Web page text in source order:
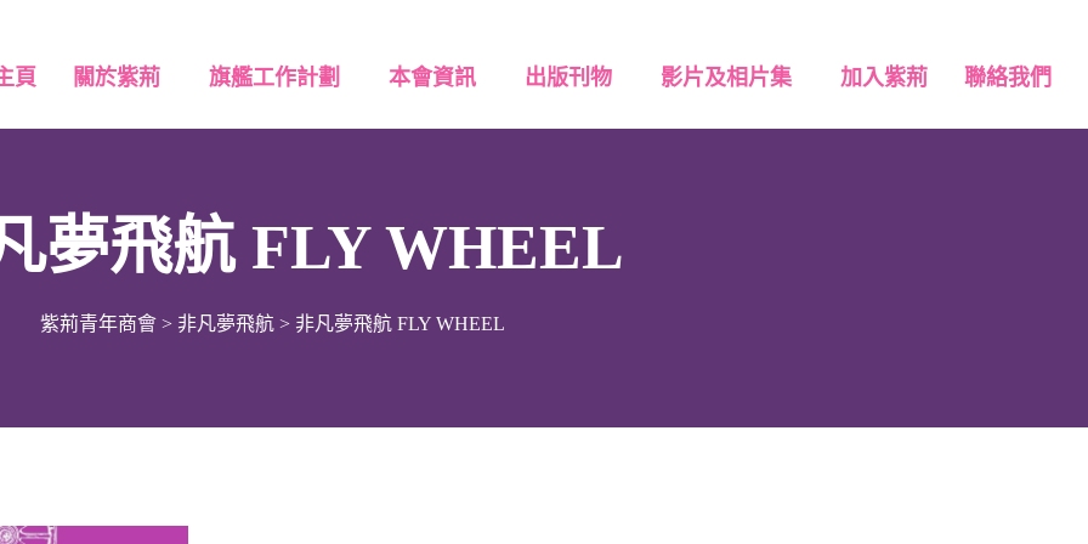
頁 關於紫荊 旗艦工作計劃 本會資訊 出版刊物 影片及相片集 加入紫荊 聯絡我們
夢飛航 FLY WHEEL
紫荊青年商會> 非凡夢飛航> 非凡夢飛航 FLY WHEEL